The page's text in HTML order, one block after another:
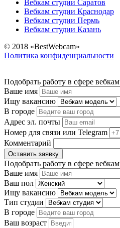
Вебкам студии Саратов
Вебкам студии Краснодар
Вебкам студии Пермь
Вебкам студии Казань
© 2018 «BestWebcam»
Политика конфиденциальности
Подобрать работу в сфере вебкам
Ваше имя
Ищу вакансию
В городе
Адрес эл. почты
Номер для связи или Telegram
Комментарий
Оставить заявку
Подобрать работу в сфере вебкам
Ваше имя
Ваш пол
Ищу вакансию
Тип студии
В городе
Ваш возраст